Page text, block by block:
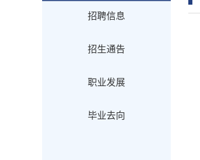
招聘信息
招生通告
职业发展
毕业去向